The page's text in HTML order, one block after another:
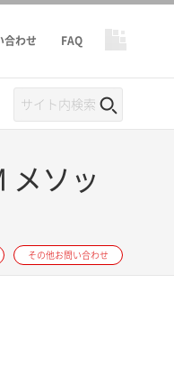
合わせ FAQ
メソッ
その他お問い合わせ